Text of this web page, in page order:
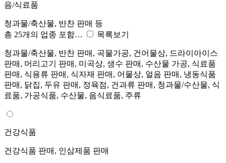
음/식료품
청과물/축산물, 반찬 판매 등
총 25개의 업종 포함…
목록보기
청과물/축산물, 반찬 판매, 곡물가공, 건어물상, 드라이아이스
판매, 머리고기 판매, 미곡상, 생수 판매, 수산물 가공, 식료품
판매, 식용류 판매, 식자재 판매, 어물상, 얼음 판매, 냉동식품
판매, 닭집, 두유 판매, 정육점, 건과류 판매, 청과물/수산물, 식
료품, 가공식품, 수산물, 음식료품, 주류
건강식품
건강식품 판매, 인삼제품 판매